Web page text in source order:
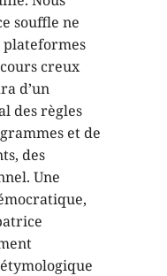
souffle ne
plateformes
creux
d’un
des règles
et de
des
Une